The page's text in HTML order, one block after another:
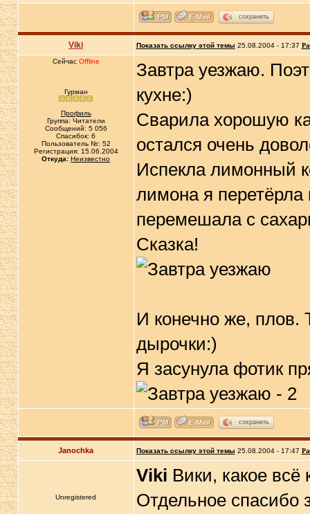
сохранить
Viki Показать ссылку этой темы 25.08.2004 - 17:37
Сейчас Offline
Гурман
Профиль
Группа: Читатели
Сообщений: 5 056
Спасибок: 6
Пользователь №: 52
Регистрация: 15.06.2004
Откуда: Неизвестно
Завтра уезжаю.
кухне:)
Сварила хорошую
остался очень
Испекла лимонный
лимона я
перемешала с
Сказка!
И конечно же, плов.
дырочки:)
Я засунула фотик
сохранить
Janochka Показать ссылку этой темы 25.08.2004 - 17:47
Unregistered
Viki Вики, какое
Отдельное спасибо